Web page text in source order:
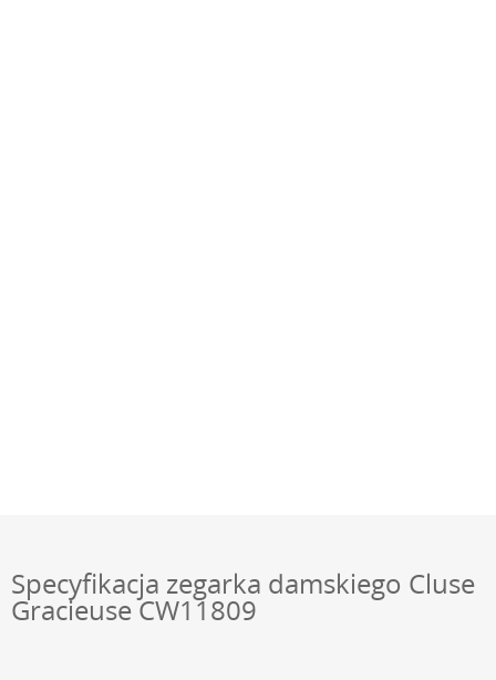
Specyfikacja zegarka damskiego Cluse
Gracieuse CW11809